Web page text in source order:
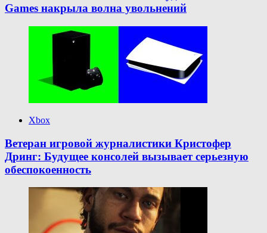
Games накрыла волна увольнений
Xbox
Ветеран игровой журналистики Кристофер
Дринг: Будущее консолей вызывает серьезную
обеспокоенность